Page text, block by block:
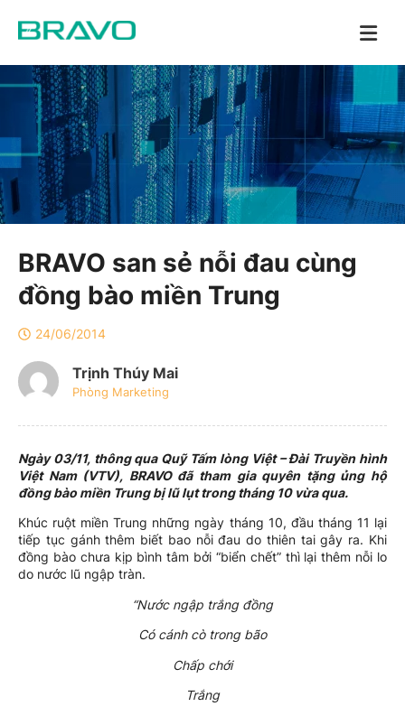
BRAVO san sẻ nỗi đau cùng
đồng bào miền Trung
24/06/2014
Trịnh Thúy Mai
Phòng Marketing
Ngày 03/11, thông qua Quỹ Tấm lòng Việt – Đài Truyền hình
Việt Nam (VTV), BRAVO đã tham gia quyên tặng ủng hộ
đồng bào miền Trung bị lũ lụt trong tháng 10 vừa qua.
Khúc ruột miền Trung những ngày tháng 10, đầu tháng 11 lại
tiếp tục gánh thêm biết bao nỗi đau do thiên tai gây ra. Khi
đồng bào chưa kịp bình tâm bởi “biển chết” thì lại thêm nỗi lo
do nước lũ ngập tràn.
“Nước ngập trắng đồng
Có cánh cò trong bão
Chấp chới
Trắng